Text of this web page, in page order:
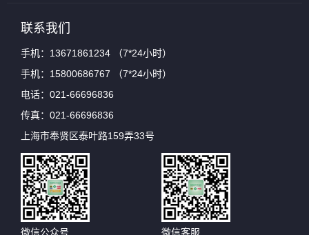
联系我们
手机：13671861234 （7*24小时）
手机：15800686767 （7*24小时）
电话：021-66696836
传真：021-66696836
上海市奉贤区泰叶路159弄33号
微信公众号 微信客服